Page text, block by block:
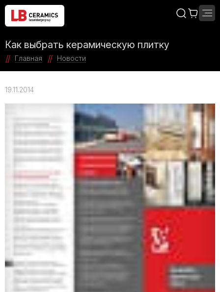
Как выбрать керамическую плитку
Главная Новости
19.11.2014